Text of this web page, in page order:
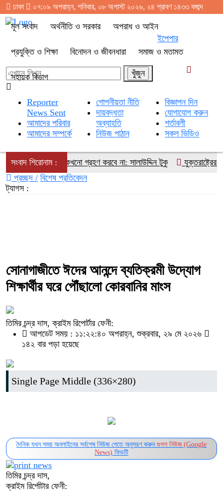
ঢাকা ০৭:০৯ অপরাহ্ন, শনিবার, ০৮ অগাস্ট ২০২৬, ২৪ শ্রাবণ ১৪৩৩ বঙ্গাব্দ
মূল সংবাদ অর্থনীতি ও সরকার অপরাধ ও আইন
প্রযুক্তি ও শিক্ষা বিনোদন ও জীবনধারা সমাজ ও মতামত
সহায়ক বিভাগ
ইপেপার
Reporter
News Sent
আমাদের পরিবার
আমাদের সম্পর্কে
গোপনীয়তা নীতি
দায়বদ্ধতা
অব্যাহতি
নিউজ পাঠান
বিজ্ঞাপন দিন
যোগাযোগ করুন
শর্তাবলী
সকল ভিডিও
সংবাদ শিরোনাম :জনগণ কখনো গ্রহণ করবে না: সালাউদ্দিন টুকু
যুক্তরাষ্ট্রের
প্রচ্ছদ / বিশেষ প্রতিবেদন
সোনাগাজীতে ঈদের আনন্দে ব্যতিক্রমী উদ্যোগ
শিক্ষার্থীর ঘরে পৌঁছালো কোরবানির মাংস
তিমির চন্দ্র দাস, ক্রাইম রিপোর্টার ফেনী:
আপডেট সময় : ১১:২২:৪০ অপরাহ্ন, শুক্রবার, ২৯ মে ২০২৬
১৪২ বার পড়া হয়েছে
Single Page Middle (336×280)
দৈনিক যখন সময় অনলাইনের সর্বশেষ নিউজ পেতে অনুসরণ করুন গুগল নিউজ (Google
News) ফিডটি
তিমির চন্দ্র দাস,
ক্রাইম রির্পোটার ফেনী:
ট্যাগস :